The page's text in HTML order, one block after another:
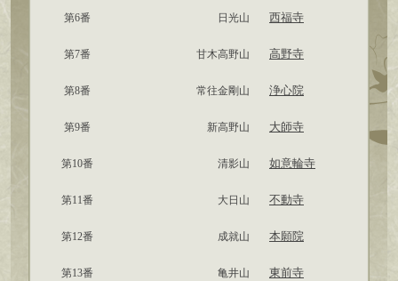
第6番 日光山 西福寺
第7番 甘木高野山 高野寺
第8番 常往金剛山 浄心院
第9番 新高野山 大師寺
第10番 清影山 如意輪寺
第11番 大日山 不動寺
第12番 成就山 本願院
第13番 亀井山 東前寺